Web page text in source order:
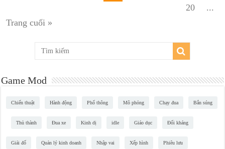
20
...
Trang cuối »
Game Mod
Chiến thuật Hành động Phổ thông Mô phỏng Chạy đua Bắn súng
Thủ thành Đua xe Kinh dị idle Giáo dục Đối kháng
Giải đố Quản lý kinh doanh Nhập vai Xếp hình Phiêu lưu